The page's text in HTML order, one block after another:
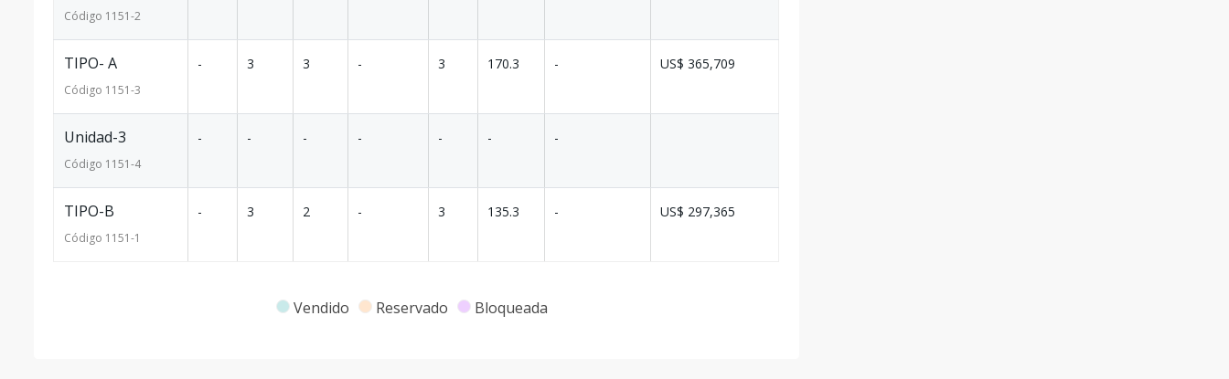
Código 1151-2
TIPO- A
Código 1151-3
- 3 3 - 3 170.3 - US$ 365,709
Unidad-3
Código 1151-4
- - - - - - -
TIPO-B
Código 1151-1
- 3 2 - 3 135.3 - US$ 297,365
Vendido Reservado Bloqueada